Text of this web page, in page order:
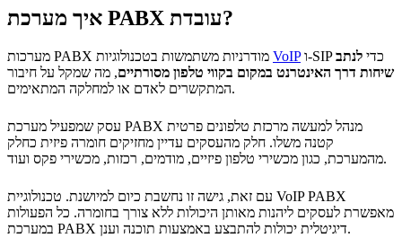
איך מערכת PABX עובדת?
VoIP ו-SIP כדי לנתב
שיחות דרך האינטרנט במקום בקווי טלפון מסורתיים, מה שמקל על חיבור
המתקשרים לאדם או למחלקה המתאימים.
עסק שמפעיל מערכת PABX מנהל למעשה מרכזת טלפונים פרטית
קטנה משלו. חלק מהעסקים עדיין מחזיקים חומרה פיזית כחלק
מהמערכת, כגון מכשירי טלפון פיזיים, מודמים, רכזות, מכשירי פקס ועוד.
עם זאת, גישה זו נחשבת כיום למיושנת. טכנולוגיית VoIP PABX
מאפשרת לעסקים ליהנות מאותן היכולות ללא צורך בחומרה. כל הפעולות
במערכת PABX דיגיטלית יכולות להתבצע באמצעות תוכנה וענן.